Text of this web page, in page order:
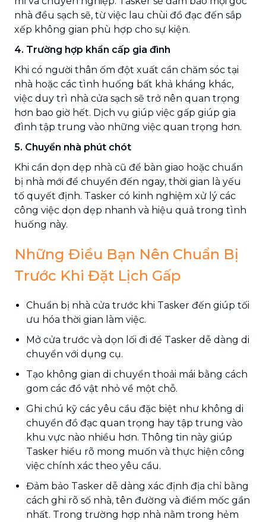
nhà đều sạch sẽ, từ việc lau chùi đồ đạc đến sắp
xếp không gian phù hợp cho sự kiện.
4. Trường hợp khẩn cấp gia đình
Khi có người thân ốm đột xuất cần chăm sóc tại
nhà hoặc các tình huống bất khả kháng khác,
việc duy trì nhà cửa sạch sẽ trở nên quan trọng
hơn bao giờ hết. Dịch vụ giúp việc gấp giúp gia
đình tập trung vào những việc quan trọng hơn.
5. Chuyển nhà phút chót
Khi cần dọn dẹp nhà cũ để bàn giao hoặc chuẩn
bị nhà mới để chuyển đến ngay, thời gian là yếu
tố quyết định. Tasker có kinh nghiệm xử lý các
công việc dọn dẹp nhanh và hiệu quả trong tình
huống này.
Những Điều Bạn Nên Chuẩn Bị
Trước Khi Đặt Lịch Gấp
Chuẩn bị nhà cửa trước khi Tasker đến giúp tối
ưu hóa thời gian làm việc.
Mở cửa trước và dọn lối đi để Tasker dễ dàng di
chuyển với dụng cụ.
Tạo không gian di chuyển thoải mái bằng cách
gom các đồ vật nhỏ về một chỗ.
Ghi chú kỹ các yêu cầu đặc biệt như không di
chuyển đồ đạc quan trọng hay tập trung vào
khu vực nào nhiều hơn. Thông tin này giúp
Tasker hiểu rõ mong muốn và thực hiện công
việc chính xác theo yêu cầu.
Đảm bảo Tasker dễ dàng xác định địa chỉ bằng
cách ghi rõ số nhà, tên đường và điểm mốc gần
nhất. Trong trường hợp nhà nằm trong hẻm